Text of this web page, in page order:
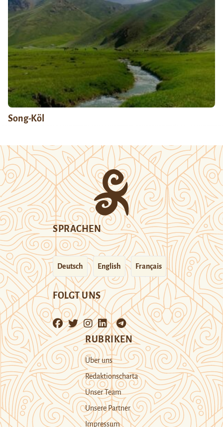
Song-Köl
SPRACHEN
Deutsch English Français
FOLGT UNS
RUBRIKEN
Über uns
Redaktionscharta
Unser Team
Unsere Partner
Impressum